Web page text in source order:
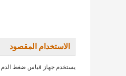
الاستخدام المقصود